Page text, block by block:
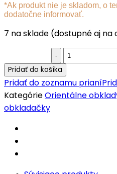
*Ak produkt nie je skladom, o
dodatočne informovať.
7 na sklade (dostupné aj na
Ručne
maľovaný
obklad
Arub
Pridať do košíka
Pridať do zoznamu prianí
KategórieOrientálne
obkladačky